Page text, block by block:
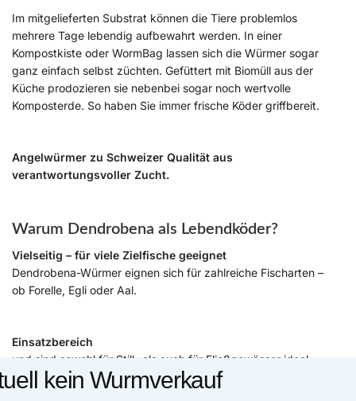
Im mitgelieferten Substrat können die Tiere problemlos
mehrere Tage lebendig aufbewahrt werden. In einer
Kompostkiste oder WormBag lassen sich die Würmer sogar
ganz einfach selbst züchten. Gefüttert mit Biomüll aus der
Küche prodozieren sie nebenbei sogar noch wertvolle
Komposterde. So haben Sie immer frische Köder griffbereit.
Angelwürmer zu Schweizer Qualität aus
verantwortungsvoller Zucht.
Warum Dendrobena als Lebendköder?
Vielseitig – für viele Zielfische geeignet
Dendrobena-Würmer eignen sich für zahlreiche Fischarten –
ob Forelle, Egli oder Aal.
Einsatzbereich
und sind sowohl für Still- als auch für Fließgewässer ideal.
kein Wurmverkauf